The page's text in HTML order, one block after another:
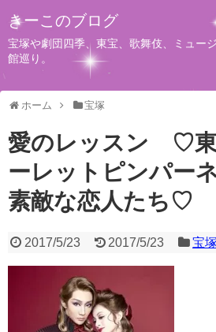
きーこのブログ
宝塚や劇団四季、東宝、歌舞伎、ミュー
館巡り。
ホーム 宝塚
愛のレッスン ♡東
ーレットピンパ
素敵な恋人たち♡
2017/5/23 2017/5/23 宝塚